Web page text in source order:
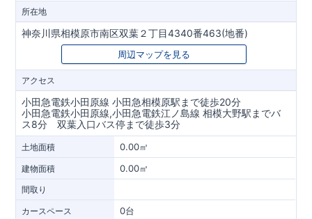
所在地
神奈川県相模原市南区双葉２丁目4340番463(地番)
周辺マップを見る
アクセス
小田急電鉄小田原線 小田急相模原駅まで徒歩20分
小田急電鉄小田原線,小田急電鉄江ノ島線 相模大野駅までバ
ス8分 双葉入口バス停まで徒歩3分
土地面積 0.00㎡
建物面積 0.00㎡
間取り
カースペース 0台